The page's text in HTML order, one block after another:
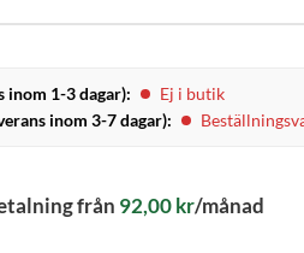
inom 1-3 dagar):
Ej i butik
inom 3-7 dagar):
från 92,00kr/månad